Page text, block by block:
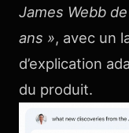
James Webb
ans », avec un
d’explication
du produit.